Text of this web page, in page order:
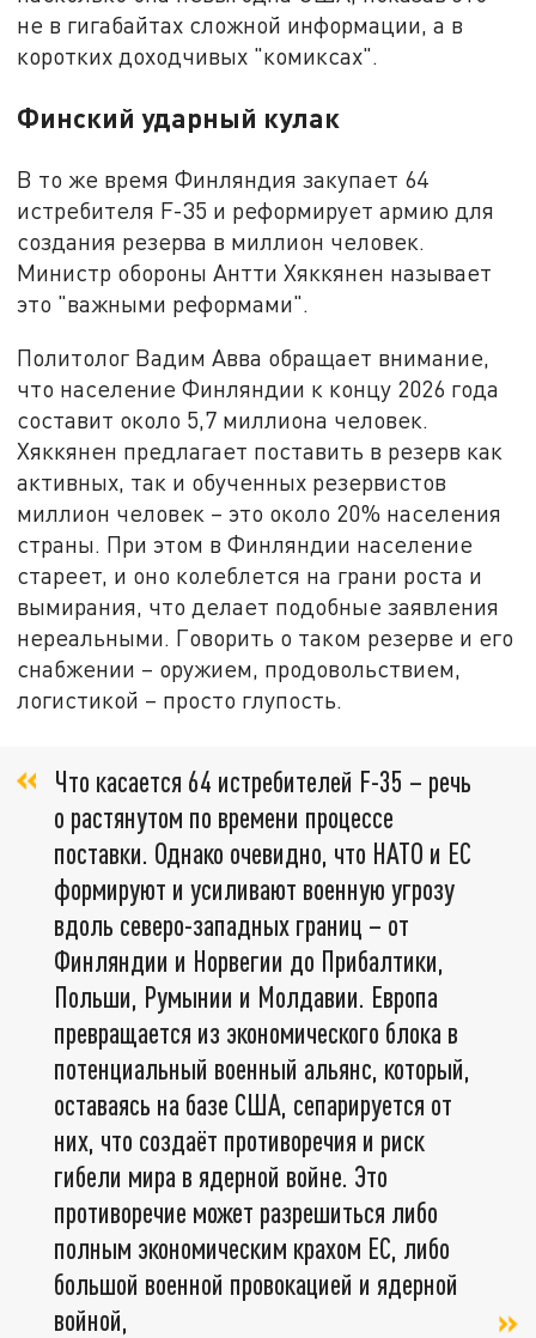
не в гигабайтах сложной информации, а в
коротких доходчивых "комиксах".
Финский ударный кулак
В то же время Финляндия закупает 64
истребителя F-35 и реформирует армию для
создания резерва в миллион человек.
Министр обороны Антти Хяккянен называет
это "важными реформами".
Политолог Вадим Авва обращает внимание,
что население Финляндии к концу 2026 года
составит около 5,7 миллиона человек.
Хяккянен предлагает поставить в резерв как
активных, так и обученных резервистов
миллион человек – это около 20% населения
страны. При этом в Финляндии население
стареет, и оно колеблется на грани роста и
вымирания, что делает подобные заявления
нереальными. Говорить о таком резерве и его
снабжении – оружием, продовольствием,
логистикой – просто глупость.
Что касается 64 истребителей F-35 – речь
о растянутом по времени процессе
поставки. Однако очевидно, что НАТО и ЕС
формируют и усиливают военную угрозу
вдоль северо-западных границ – от
Финляндии и Норвегии до Прибалтики,
Польши, Румынии и Молдавии. Европа
превращается из экономического блока в
потенциальный военный альянс, который,
оставаясь на базе США, сепарируется от
них, что создаёт противоречия и риск
гибели мира в ядерной войне. Это
противоречие может разрешиться либо
полным экономическим крахом ЕС, либо
большой военной провокацией и ядерной
войной,